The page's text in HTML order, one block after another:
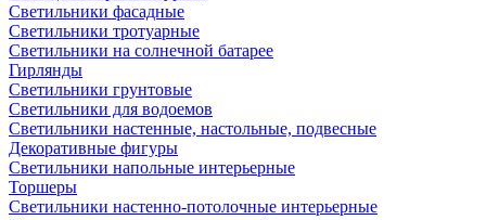
Светильники фасадные
Светильники тротуарные
Светильники на солнечной батарее
Гирлянды
Светильники грунтовые
Светильники для водоемов
Светильники настенные, настольные, подвесные
Декоративные фигуры
Светильники напольные интерьерные
Торшеры
Светильники настенно-потолочные интерьерные